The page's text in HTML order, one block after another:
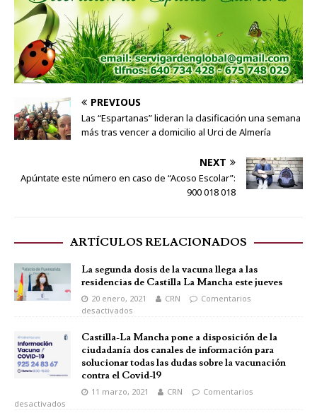
PREVIOUS
Las “Espartanas” lideran la clasificación una semana
más tras vencer a domicilio al Urci de Almería
NEXT
Apúntate este número en caso de “Acoso Escolar”:
900 018 018
ARTÍCULOS RELACIONADOS
La segunda dosis de la vacuna llega a las
residencias de Castilla La Mancha este jueves
20 enero, 2021 CRN
Comentarios
desactivados
Castilla-La Mancha pone a disposición de la
ciudadanía dos canales de información para
solucionar todas las dudas sobre la vacunación
contra el Covid-19
11 marzo, 2021 CRN
Comentarios
desactivados